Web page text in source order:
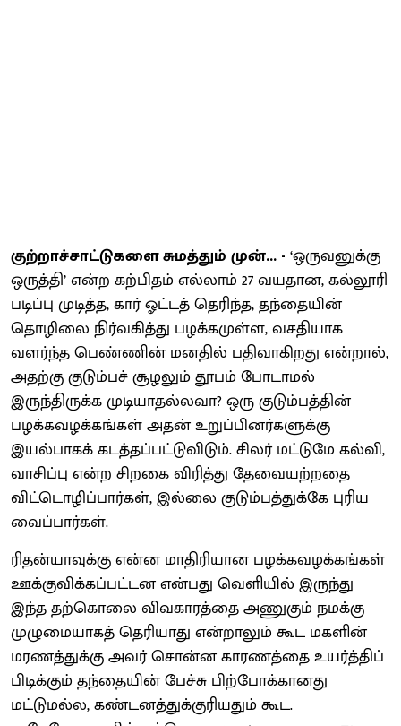
குற்றாச்சாட்டுகளை சுமத்தும் முன்... - ‘ஒருவனுக்கு
ஒருத்தி’ என்ற கற்பிதம் எல்லாம் 27 வயதான, கல்லூரி
படிப்பு முடித்த, கார் ஓட்டத் தெரிந்த, தந்தையின்
தொழிலை நிர்வகித்து பழக்கமுள்ள, வசதியாக
வளர்ந்த பெண்ணின் மனதில் பதிவாகிறது என்றால்,
அதற்கு குடும்பச் சூழலும் தூபம் போடாமல்
இருந்திருக்க முடியாதல்லவா? ஒரு குடும்பத்தின்
பழக்கவழக்கங்கள் அதன் உறுப்பினர்களுக்கு
இயல்பாகக் கடத்தப்பட்டுவிடும். சிலர் மட்டுமே கல்வி,
வாசிப்பு என்ற சிறகை விரித்து தேவையற்றதை
விட்டொழிப்பார்கள், இல்லை குடும்பத்துக்கே புரிய
வைப்பார்கள்.
ரிதன்யாவுக்கு என்ன மாதிரியான பழக்கவழக்கங்கள்
ஊக்குவிக்கப்பட்டன என்பது வெளியில் இருந்து
இந்த தற்கொலை விவகாரத்தை அணுகும் நமக்கு
முழுமையாகத் தெரியாது என்றாலும் கூட மகளின்
மரணத்துக்கு அவர் சொன்ன காரணத்தை உயர்த்திப்
பிடிக்கும் தந்தையின் பேச்சு பிற்போக்கானது
மட்டுமல்ல, கண்டனத்துக்குரியதும் கூட.